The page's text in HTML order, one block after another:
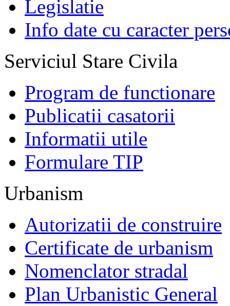
Legislatie
Info date cu caracter
Serviciul Stare Civila
Program de functionare
Publicatii casatorii
Informatii utile
Formulare TIP
Urbanism
Autorizatii de construire
Certificate de urbanism
Nomenclator stradal
Plan Urbanistic General